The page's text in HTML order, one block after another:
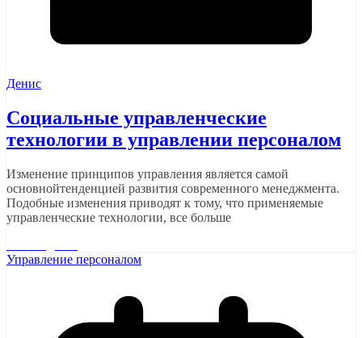
Денис
Социальные управленческие
технологии в управлении персоналом
Изменение принципов управления является самой
основнойтенденцией развития современного менеджмента.
Подобные изменения приводят к тому, что применяемые
управленческие технологии, все больше
Управление персоналом